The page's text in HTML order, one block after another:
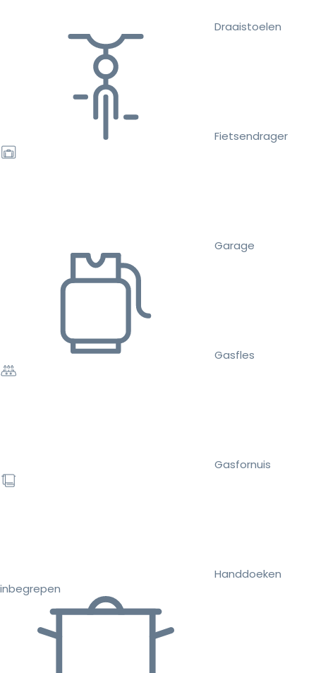
Draaistoelen
Fietsendrager
Garage
Gasfles
Gasfornuis
Handdoeken
inbegrepen